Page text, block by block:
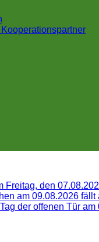
Freitag, den
am 09.08.2026
der offenen Tür am